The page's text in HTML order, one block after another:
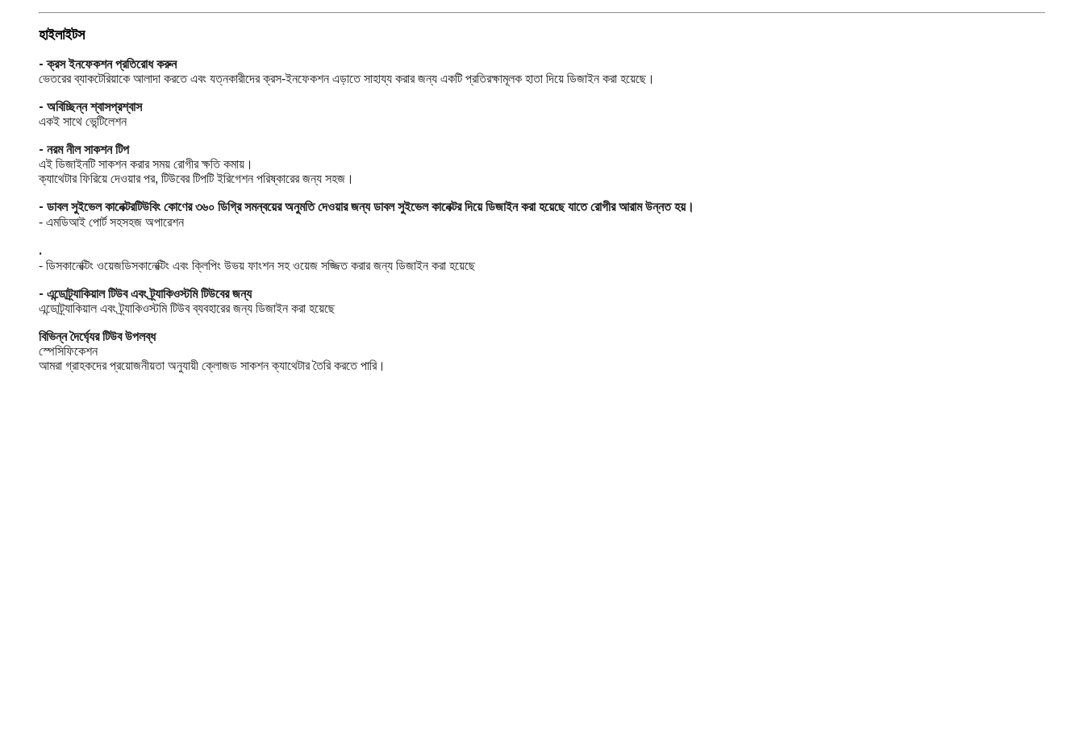
হাইলাইটস
- ক্রস ইনফেকশন প্রতিরোধ করুন
ভেতরের ব্যাকটেরিয়াকে আলাদা করতে এবং যত্নকারীদের ক্রস-ইনফেকশন এড়াতে সাহায্য করার জন্য একটি প্রতিরক্ষামূলক হাতা দিয়ে ডিজাইন করা হয়েছে।
- অবিচ্ছিন্ন শ্বাসপ্রশ্বাস
একই সাথে ভেন্টিলেশন
- নরম নীল সাকশন টিপ
এই ডিজাইনটি সাকশন করার সময় রোগীর ক্ষতি কমায়।
ক্যাথেটার ফিরিয়ে দেওয়ার পর, টিউবের টিপটি ইরিগেশন পরিষ্কারের জন্য সহজ।
- ডাবল সুইভেল কানেক্টরটিউবিং কোণের ৩৬০ ডিগ্রি সমন্বয়ের অনুমতি দেওয়ার জন্য ডাবল সুইভেল কানেক্টর দিয়ে ডিজাইন করা হয়েছে যাতে রোগীর আরাম উন্নত হয়।
- এমডিআই পোর্ট সহসহজ অপারেশন
.
- ডিসকানেক্টিং ওয়েজডিসকানেক্টিং এবং ক্লিপিং উভয় ফাংশন সহ ওয়েজ সজ্জিত করার জন্য ডিজাইন করা হয়েছে
- এন্ডোট্র্যাকিয়াল টিউব এবং ট্র্যাকিওস্টমি টিউবের জন্য
এন্ডোট্র্যাকিয়াল এবং ট্র্যাকিওস্টমি টিউব ব্যবহারের জন্য ডিজাইন করা হয়েছে
বিভিন্ন দৈর্ঘ্যের টিউব উপলব্ধ
স্পেসিফিকেশন
আমরা গ্রাহকদের প্রয়োজনীয়তা অনুযায়ী ক্লোজড সাকশন ক্যাথেটার তৈরি করতে পারি।